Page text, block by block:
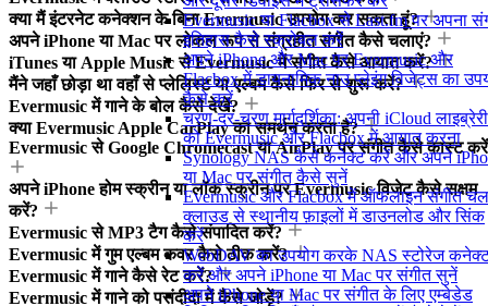
Evermusic या Flacbox से Last.fm पर अपना
इतिहास कैसे स्क्रोबल करें
अपने iPhone और Mac पर Evermusic और
Flacbox में डायनामिक नाउ प्लेइंग विजेट्स का
कैसे करें
चरण-दर-चरण मार्गदर्शिका: अपनी iCloud लाइब्रेरी
को Evermusic और Flacbox में आयात करना
Synology NAS कैसे कनेक्ट करें और अपने
या Mac पर संगीत कैसे सुनें
Evermusic और Flacbox में ऑफलाइन संगीत
क्लाउड से स्थानीय फ़ाइलों में डाउनलोड और सिंक
करें
WebDAV का उपयोग करके NAS स्टोरेज
करें और अपने iPhone या Mac पर संगीत सुनें
अपने iPhone या Mac पर संगीत के लिए एम्बेडेड
क्या मैं इंटरनेट कनेक्शन के बिना Evermusic उपयोग कर सकता हूं?
अपने iPhone या Mac पर लोकल रूप से संग्रहीत संगीत कैसे चलाएं?
iTunes या Apple Music से Evermusic में संगीत कैसे आयात करें?
मैंने जहाँ छोड़ा था वहाँ से प्लेलिस्ट या एल्बम कैसे फिर से शुरू करें?
Evermusic में गाने के बोल कैसे देखें?
क्या Evermusic Apple CarPlay का समर्थन करता है?
Evermusic से Google Chromecast या AirPlay पर संगीत कैसे कास्ट
अपने iPhone होम स्क्रीन या लॉक स्क्रीन पर Evermusic विजेट कैसे सक्षम
करें?
Evermusic से MP3 टैग कैसे संपादित करें?
Evermusic में गुम एल्बम कवर कैसे ठीक करें?
Evermusic में गाने कैसे रेट करें?
Evermusic में गाने को पसंदीदा में कैसे जोड़ें?